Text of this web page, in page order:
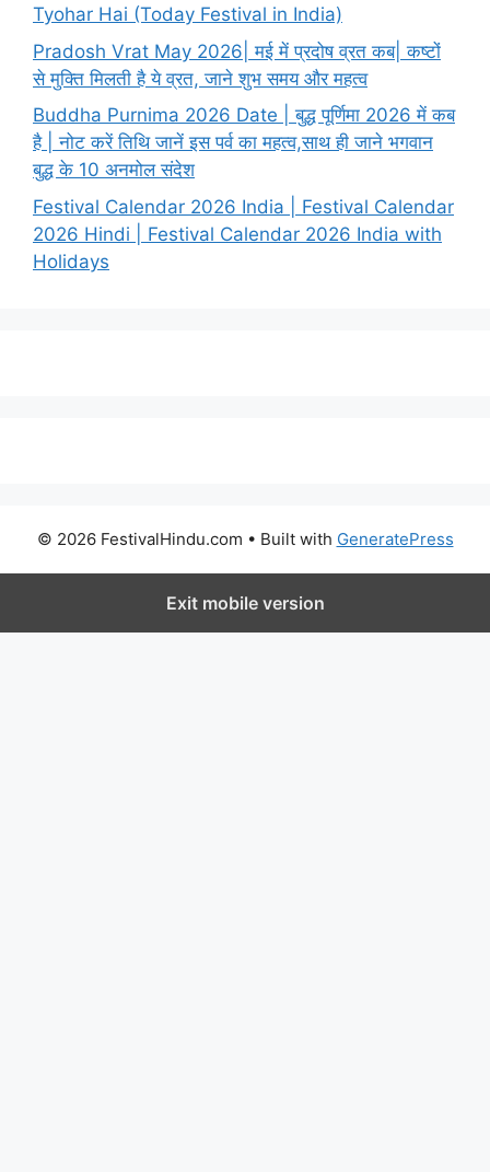
Tyohar Hai (Today Festival in India)
Pradosh Vrat May 2026| मई में प्रदोष व्रत कब| कष्टों
से मुक्ति मिलती है ये व्रत, जाने शुभ समय और महत्व
Buddha Purnima 2026 Date | बुद्ध पूर्णिमा 2026 में कब
है | नोट करें तिथि जानें इस पर्व का महत्व,साथ ही जाने भगवान
बुद्ध के 10 अनमोल संदेश
Festival Calendar 2026 India | Festival Calendar
2026 Hindi | Festival Calendar 2026 India with
Holidays
© 2026 FestivalHindu.com • Built with GeneratePress
Exit mobile version